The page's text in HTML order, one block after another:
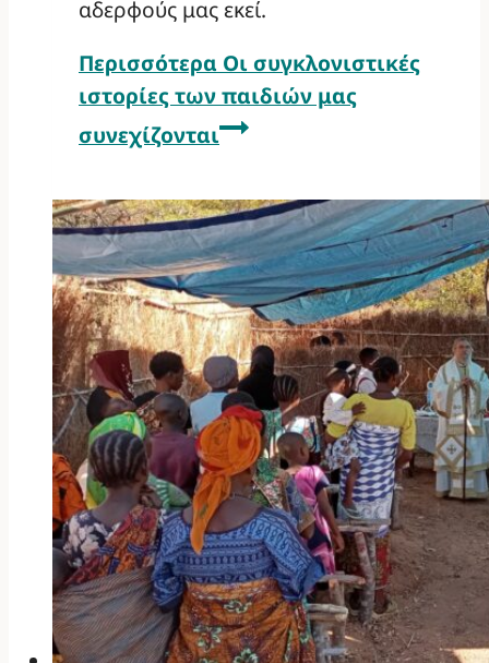
αδερφούς μας εκεί.
Περισσότερα Οι συγκλονιστικές
ιστορίες των παιδιών μας
συνεχίζονται